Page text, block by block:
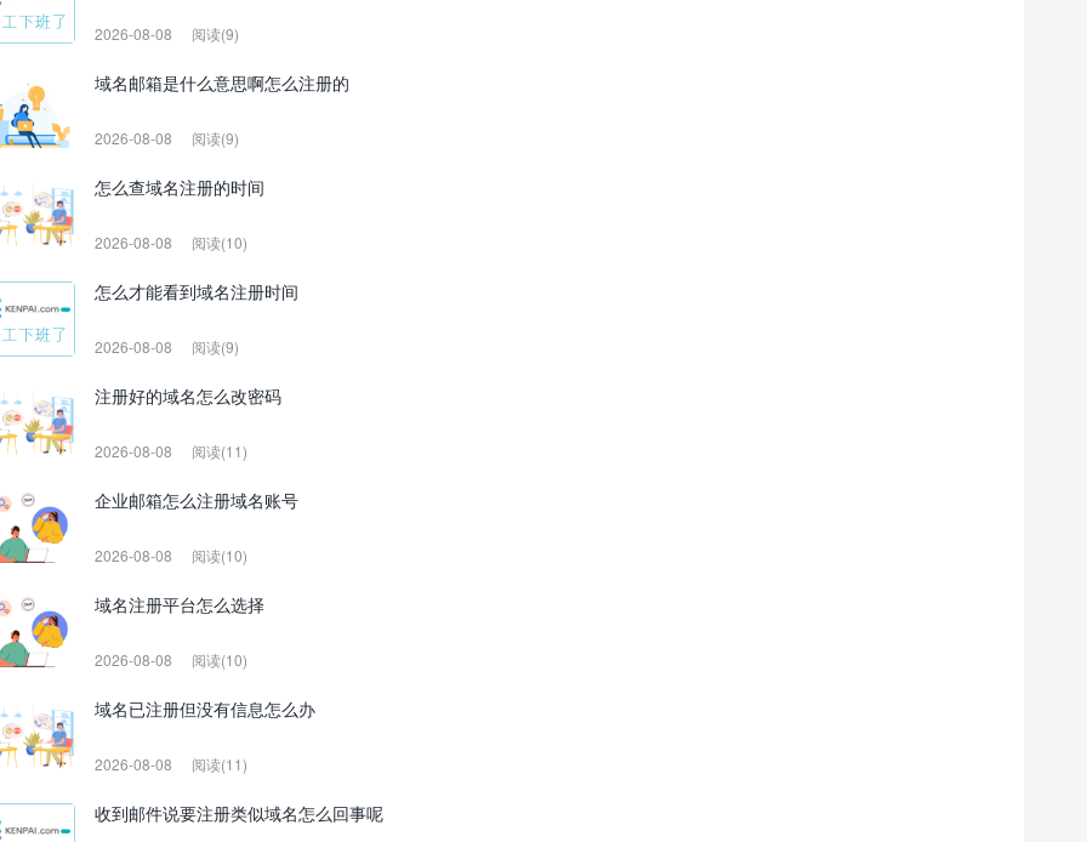
2026-08-08 阅读(9)
域名邮箱是什么意思啊怎么注册的
2026-08-08 阅读(9)
怎么查域名注册的时间
2026-08-08 阅读(10)
怎么才能看到域名注册时间
2026-08-08 阅读(9)
注册好的域名怎么改密码
2026-08-08 阅读(11)
企业邮箱怎么注册域名账号
2026-08-08 阅读(10)
域名注册平台怎么选择
2026-08-08 阅读(10)
域名已注册但没有信息怎么办
2026-08-08 阅读(11)
收到邮件说要注册类似域名怎么回事呢